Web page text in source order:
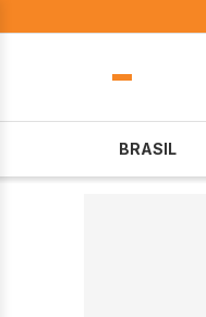
BRASIL